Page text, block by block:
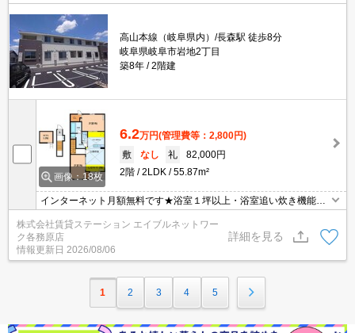
高山本線（岐阜県内）/長森駅 徒歩8分
岐阜県岐阜市岩地2丁目
築8年
2階建
画像：18枚
6.2万円(管理費等：2,800円)
敷
なし 礼
82,000円
2階
2LDK 55.87m²
インターネット月額無料です★浴室１坪以上・浴室追い炊き機能付
いてます。エアコン２台・その他設備充実してます。敷地内に駐輪
場・ゴミ置き場付いてます♬
株式会社賃貸ステーション エイブルネットワー
ク各務原店
情報更新日 2026/08/06
詳細を見る
1 2 3 4 5